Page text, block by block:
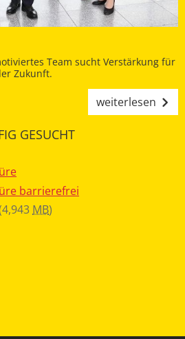
Team sucht Verstärkung für
Zukunft.
weiterlesen
GESUCHT
barrierefrei
MB)